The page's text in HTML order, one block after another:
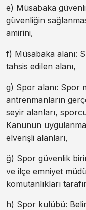
e) Müsabaka
güvenliğin
amirini,
f) Müsabaka alanı:
tahsis edilen alanı,
g) Spor alanı: Spor
antrenmanların
seyir alanları,
Kanunun
elverişli alanları,
ğ) Spor güvenlik
ve ilçe emniyet
komutanlıkları
h) Spor kulübü: